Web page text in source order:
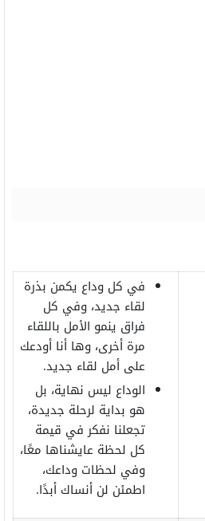
في كل وداع يكمن بذرة
لقاء جديد، وفي كل
فراق ينمو الأمل باللقاء
مرة أخرى، وها أنا أودعك
على أمل لقاء جديد.
الوداع ليس نهاية، بل
هو بداية لرحلة جديدة،
تجعلنا نفكر في قيمة
كل لحظة عايشناها معًا،
وفي لحظات وداعك،
اطمئن لن أنساك أبدًا.